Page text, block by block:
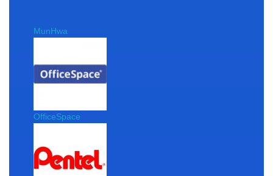
MunHwa
OfficeSpace